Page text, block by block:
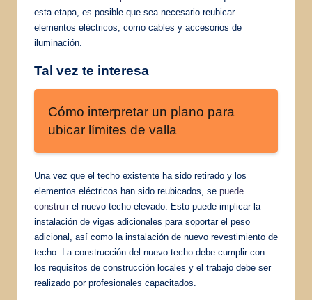
esta etapa, es posible que sea necesario reubicar
elementos eléctricos, como cables y accesorios de
iluminación.
Tal vez te interesa
Cómo interpretar un plano para
ubicar límites de valla
Una vez que el techo existente ha sido retirado y los
elementos eléctricos han sido reubicados, se puede
construir el nuevo techo elevado. Esto puede implicar la
instalación de vigas adicionales para soportar el peso
adicional, así como la instalación de nuevo revestimiento de
techo. La construcción del nuevo techo debe cumplir con
los requisitos de construcción locales y el trabajo debe ser
realizado por profesionales capacitados.